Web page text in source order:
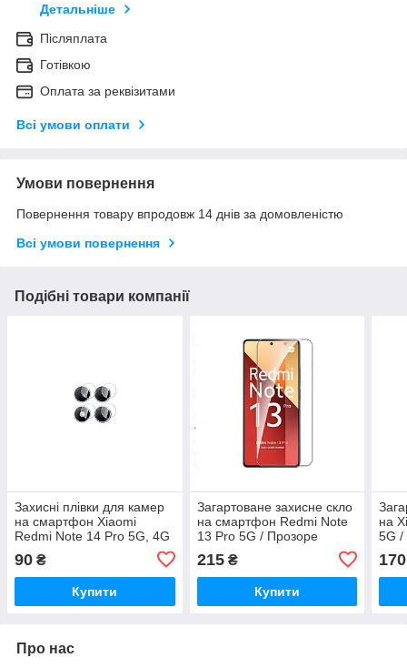
Детальніше
Післяплата
Готівкою
Оплата за реквізитами
Всі умови оплати
Умови повернення
Повернення товару впродовж 14 днів за домовленістю
Всі умови повернення
Подібні товари компанії
Захисні плівки для камер
на смартфон Xiaomi
Redmi Note 14 Pro 5G, 4G
90 ₴
Купити
Загартоване захисне скло
на смартфон Redmi Note
13 Pro 5G / Прозоре
215₴
Купити
на
5G /
170
Про нас